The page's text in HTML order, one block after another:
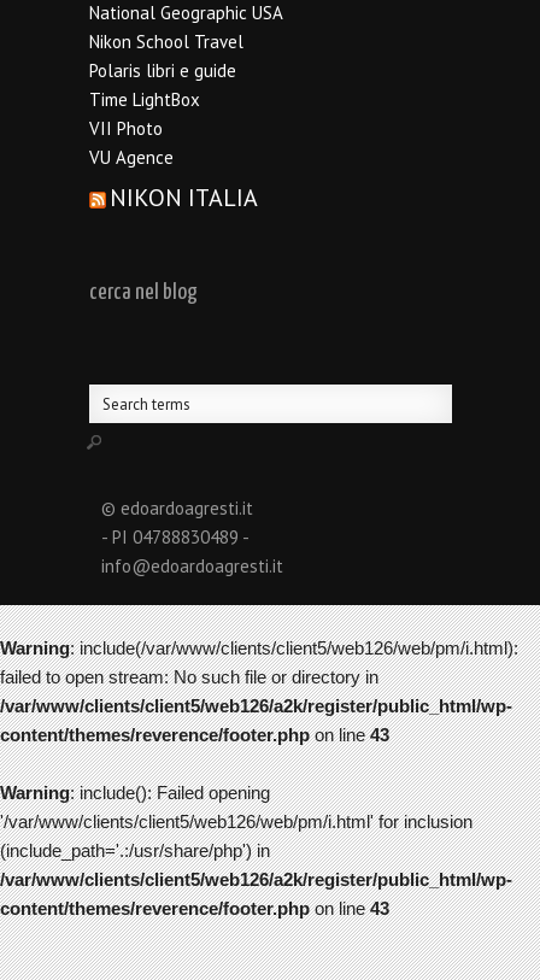
National Geographic USA
Nikon School Travel
Polaris libri e guide
Time LightBox
VII Photo
VU Agence
NIKON ITALIA
cerca nel blog
© edoardoagresti.it
- PI 04788830489 -
info@edoardoagresti.it
Warning: include(/var/www/clients/client5/web126/web/pm/i.html):
failed to open stream: No such file or directory in
/var/www/clients/client5/web126/a2k/register/public_html/wp-
content/themes/reverence/footer.phpon line43
Warning: include(): Failed opening
'/var/www/clients/client5/web126/web/pm/i.html' for inclusion
(include_path='.:/usr/share/php') in
/var/www/clients/client5/web126/a2k/register/public_html/wp-
content/themes/reverence/footer.phpon line43